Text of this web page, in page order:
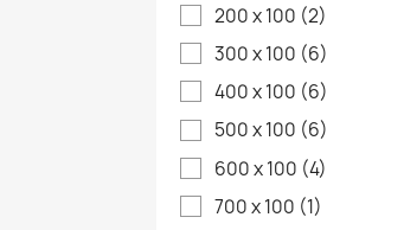
200 x 100 (2)
300 x 100 (6)
400 x 100 (6)
500 x 100 (6)
600 x 100 (4)
700 x 100 (1)